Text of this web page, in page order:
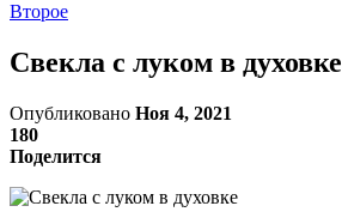
Второе
Свекла с луком в духовке
Опубликовано Ноя 4, 2021
180
Поделится